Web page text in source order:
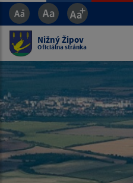
Nižný Žipov
Oficiálna stránka